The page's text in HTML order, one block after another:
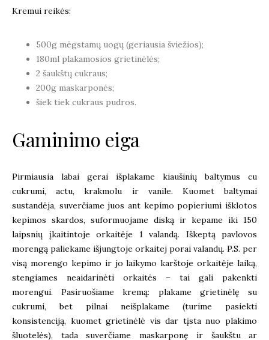
Kremui reikės:
500g mėgstamų uogų (geriausia šviežios);
180ml plakamosios grietinėlės;
2 šaukštų cukraus;
200g maskarponės;
šiek tiek cukraus pudros.
Gaminimo eiga
Pirmiausia labai gerai išplakame kiaušinių baltymus cu
cukrumi, actu, krakmolu ir vanile. Kuomet baltymai
sustandėja, suverčiame juos ant kepimo popieriumi išklotos
kepimos skardos, suformuojame diską ir kepame iki 150
laipsnių įkaitintoje orkaitėje 1 valandą. Iškeptą pavlovos
morengą paliekame išjungtoje orkaitej porai valandų. P.S. per
visą morengo kepimo ir jo laikymo karštoje orkaitėje laiką,
stengiames neaidarinėti orkaitės – tai gali pakenkti
morengui. Pasiruošiame kremą: plakame grietinėlę su
cukrumi, bet pilnai neišplakame (turime pasiekti
konsistenciją, kuomet grietinėlė vis dar tįsta nuo plakimo
šluotelės), tada suverčiame maskarponę ir šaukštu ar